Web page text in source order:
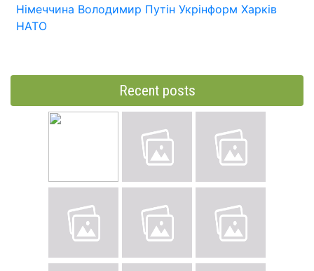
Німеччина Володимир Путін Укрінформ Харків
НАТО
Recent posts